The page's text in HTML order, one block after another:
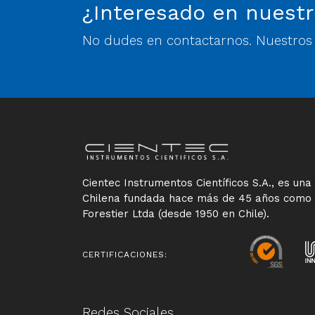
¿Interesado en
No dudes en contactarnos.
Cientec Instrumentos Científicos S.A., es
Chilena fundada hace más de 45 años como
Forestier Ltda (desde 1950 en Chile).
CERTIFICACIONES: